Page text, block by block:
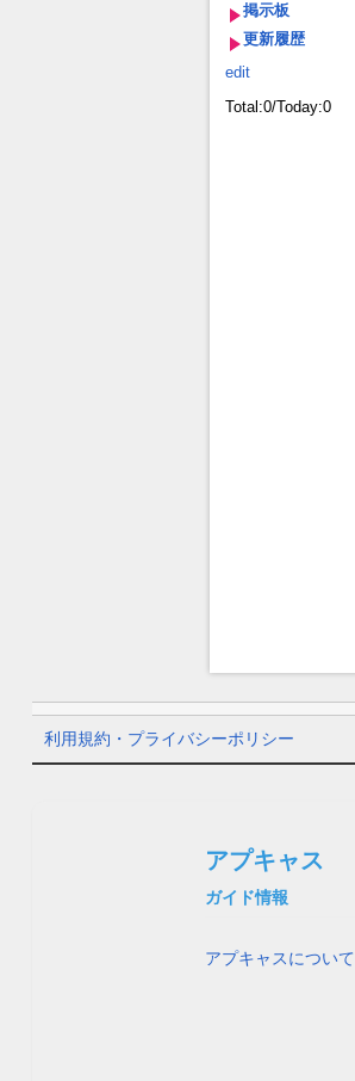
掲示板
更新履歴
edit
Total:0/Today:0
利用規約・プライバシーポリシー
アプキャス
ガイド情報
アプキャスについて